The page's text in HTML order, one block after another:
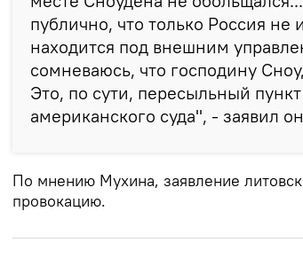
публично, что только Россия не
находится под внешним
сомневаюсь, что господину
Это, по сути, пересыльный
американского суда", - заявил
По мнению Мухина, заявление
провокацию.